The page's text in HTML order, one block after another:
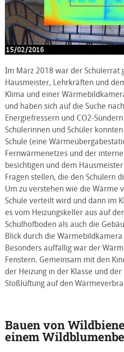
Im März 2018 war der Schülerrat
Hausmeister, Lehrkräften und
Klima und einer
und haben sich auf die Suche
Energiefressern und CO2-
Schülerinnen und Schüler
Schule (eine
Fernwärmenetzes und der
besichtigen und dem
Fragen stellen, die den Schülern
Um zu verstehen wie die Wärme
Schule verteilt wird und dann im
es vom Heizungskeller aus auf
Schulhofboden als auch die
Blick durch die
Besonders auffällig war der
Fenstern. Gemeinsam mit den
der Heizung in der Klasse und
Stoßlüftung auf den
Bauen von
einem